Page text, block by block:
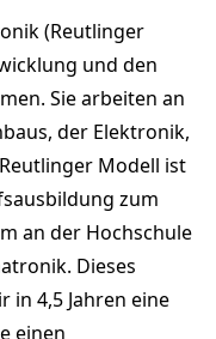
(Reutlinger
und den
Sie arbeiten an
der Elektronik,
Modell ist
zum
an der Hochschule
Dieses
4,5 Jahren eine
einen